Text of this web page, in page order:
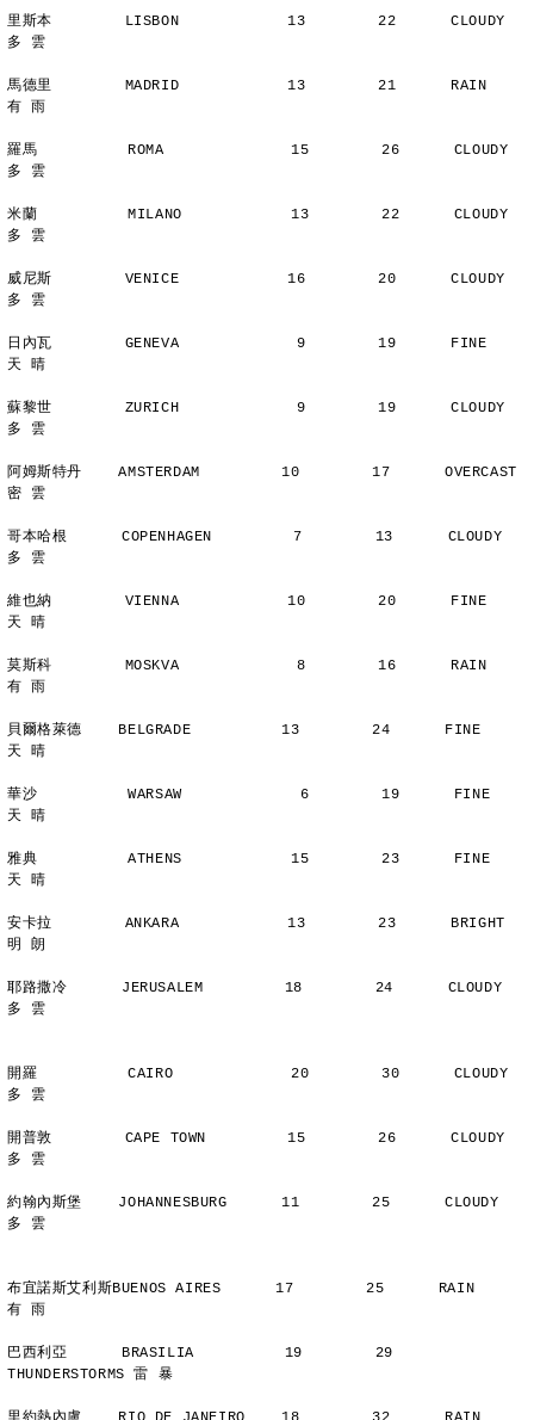
里斯本        LISBON            13        22      CLOUDY
多 雲
馬德里        MADRID            13        21      RAIN
有 雨
羅馬          ROMA              15        26      CLOUDY
多 雲
米蘭          MILANO            13        22      CLOUDY
多 雲
威尼斯        VENICE            16        20      CLOUDY
多 雲
日內瓦        GENEVA             9        19      FINE
天 晴
蘇黎世        ZURICH             9        19      CLOUDY
多 雲
阿姆斯特丹    AMSTERDAM         10        17      OVERCAST
密 雲
哥本哈根      COPENHAGEN         7        13      CLOUDY
多 雲
維也納        VIENNA            10        20      FINE
天 晴
莫斯科        MOSKVA             8        16      RAIN
有 雨
貝爾格萊德    BELGRADE          13        24      FINE
天 晴
華沙          WARSAW             6        19      FINE
天 晴
雅典          ATHENS            15        23      FINE
天 晴
安卡拉        ANKARA            13        23      BRIGHT
明 朗
耶路撒冷      JERUSALEM         18        24      CLOUDY
多 雲
開羅          CAIRO             20        30      CLOUDY
多 雲
開普敦        CAPE TOWN         15        26      CLOUDY
多 雲
約翰內斯堡    JOHANNESBURG      11        25      CLOUDY
多 雲
布宜諾斯艾利斯BUENOS AIRES      17        25      RAIN
有 雨
巴西利亞      BRASILIA          19        29
THUNDERSTORMS 雷 暴